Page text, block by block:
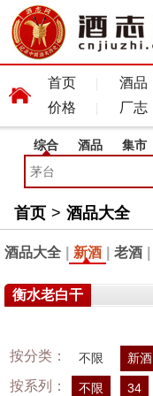
首页 酒品
价格
厂志
综合 酒品 集市
首页 > 酒品大全
酒品大全 新酒 老酒
衡水老白干
按分类： 不限 新酒
按系列： 不限 34